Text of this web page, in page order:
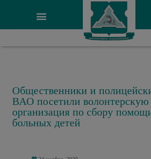
Общественники и
ВАО посетили волонтерскую
организация по сбору
больных детей